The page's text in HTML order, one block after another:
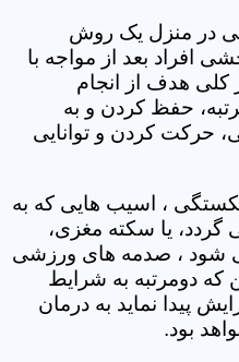
در منزل یک روش
افراد بعد از مواجه با
هدف از انجام
حفظ کردن و به
حرکت کردن و توانایی
، اسیب هایی که به
یا سکته مغزی،
شود ، صدمه های ورزشی
که دومرتبه به شرایط
پیدا نماید به درمان
بود.